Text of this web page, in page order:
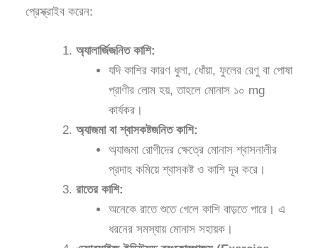
প্রেস্ক্রাইব করেন:
অ্যালার্জিজনিত কাশি:
যদি কাশির কারণ ধুলা, ধোঁয়া, ফুলের রেণু বা পোষা
প্রাণীর লোম হয়, তাহলে মোনাস ১০ mg
কার্যকর।
অ্যাজমা বা শ্বাসকষ্টজনিত কাশি:
অ্যাজমা রোগীদের ক্ষেত্রে মোনাস শ্বাসনালীর
প্রদাহ কমিয়ে শ্বাসকষ্ট ও কাশি দূর করে।
রাতের কাশি:
অনেকে রাতে শুতে গেলে কাশি বাড়তে পারে। এ
ধরনের সমস্যায় মোনাস সহায়ক।